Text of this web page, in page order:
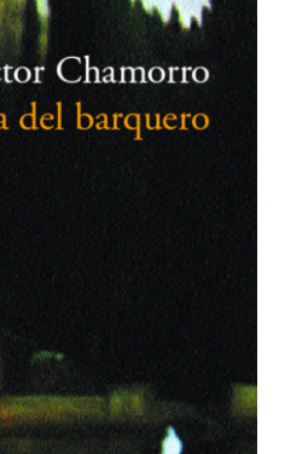
BUSCAR
LISTA DE LIBROS